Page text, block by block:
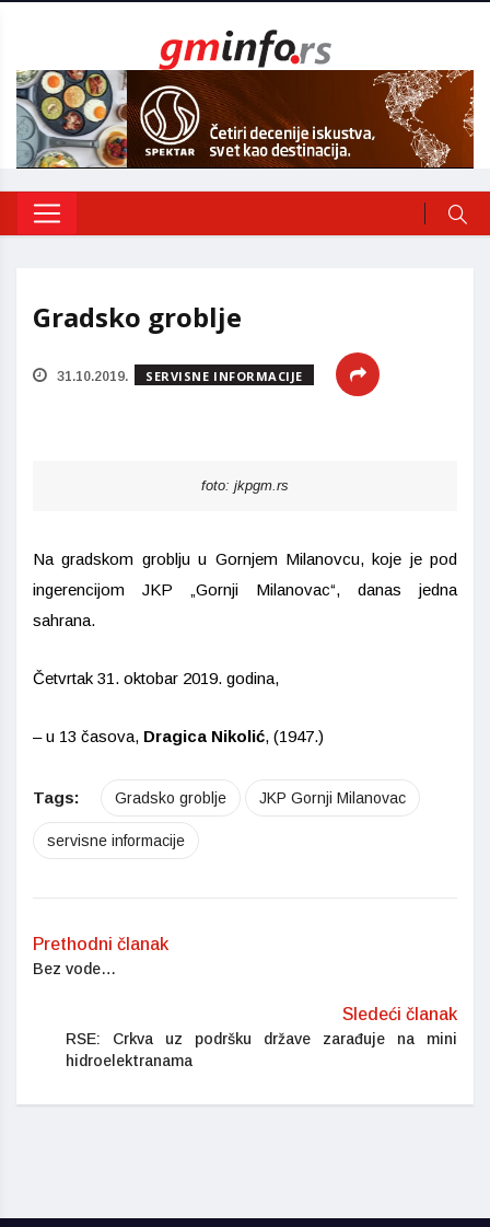
Gradsko groblje
31.10.2019. SERVISNE INFORMACIJE
foto: jkpgm.rs
Na gradskom groblju u Gornjem Milanovcu, koje je pod
ingerencijom JKP „Gornji Milanovac“, danas jedna
sahrana.
Četvrtak 31. oktobar 2019. godina,
– u 13 časova, Dragica Nikolić, (1947.)
Tags: Gradsko groblje JKP Gornji Milanovac
servisne informacije
Prethodni članak
Bez vode…
Sledeći članak
RSE: Crkva uz podršku države zarađuje na mini
hidroelektranama